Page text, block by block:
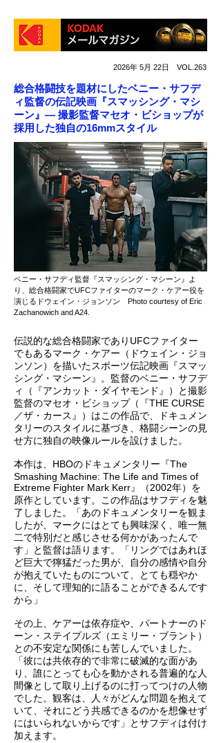
2026年 5月 22日 VOL.263
総合格闘技を題材にしたベニー・サフデ
ィ監督の伝記映画『スマッシング・マシ
ーン』― 撮影監督マセオ・ビショップが
採用した独自の16mmスタイル
ベニー・サフディ監督『スマッシング・マシーン』よ
り、総合格闘家でUFCファイターのマーク・ケアー役を
演じるドウェイン・ジョンソン Photo courtesy of Eric
Zachanowich and A24.
伝説的な総合格闘家でありUFCファイター
でもあるマーク・ケアー（ドウェイン・ジョ
ンソン）を描いたスポーツ伝記映画『スマッ
シング・マシーン』。監督のベニー・サフデ
ィ（『アンカット・ダイヤモンド』）と撮影
監督のマセオ・ビショップ（『THE CURSE
／ザ・カース』）はこの作品で、ドキュメン
タリーのスタイルに基づき、格闘シーンの見
せ方に独自の映像ルールを設けました。
本作は、HBOのドキュメンタリー『The
Smashing Machine: The Life and Times of
Extreme Fighter Mark Kerr』（2002年）を
原作としています。この作品はサフディを魅
了しました。「あのドキュメンタリーを観ま
したが、マークにはとても興味深く、唯一無
二で特別だと感じさせる何かがあったんで
す」と監督は語ります。「リングではあれほ
ど巨大で獰猛だった男が、自分の感情や自分
が抱えていたものについて、とても穏やか
に、そして理知的に語ることができるんです
から」
その上、ケアーは依存症や、パートナーのド
ーン・ステイプルズ（エミリー・ブラント）
との不安定な関係にも苦しんでいました。
「彼には共依存的で非常に破滅的な面があ
り、誰にとっても心を動かされる普遍的な人
間像として取り上げるのに打ってつけの人物
でした。観客は、人々がどんな問題を抱えて
いて、それにどう共感できるのかを想像せず
にはいられないからです」とサフディは付け
加えます。